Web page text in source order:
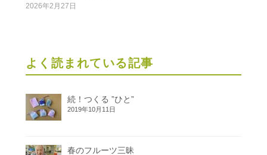
2026年2月27日
よく読まれている記事
続！つくる ”ひと”
2019年10月11日
春のフルーツ三昧